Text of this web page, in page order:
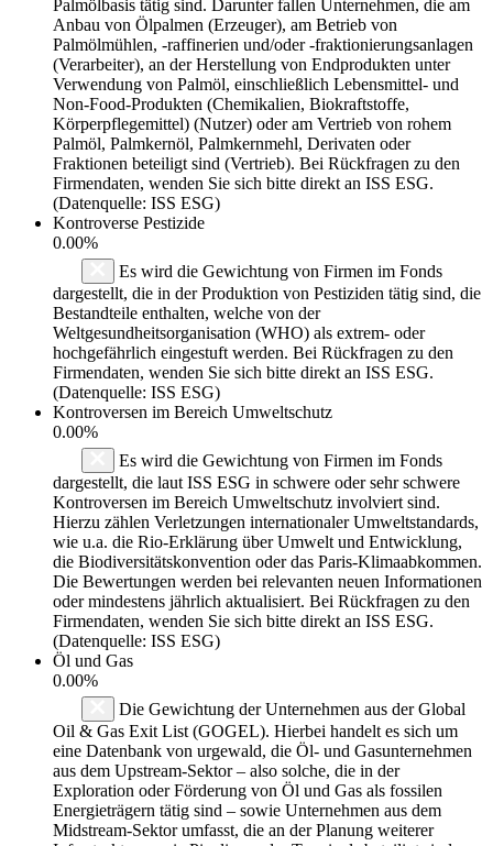
Palmölbasis tätig sind. Darunter fallen Unternehmen, die am
Anbau von Ölpalmen (Erzeuger), am Betrieb von
Palmölmühlen, -raffinerien und/oder -fraktionierungsanlagen
(Verarbeiter), an der Herstellung von Endprodukten unter
Verwendung von Palmöl, einschließlich Lebensmittel- und
Non-Food-Produkten (Chemikalien, Biokraftstoffe,
Körperpflegemittel) (Nutzer) oder am Vertrieb von rohem
Palmöl, Palmkernöl, Palmkernmehl, Derivaten oder
Fraktionen beteiligt sind (Vertrieb). Bei Rückfragen zu den
Firmendaten, wenden Sie sich bitte direkt an ISS ESG.
(Datenquelle: ISS ESG)
Kontroverse Pestizide
0.00%
Es wird die Gewichtung von Firmen im Fonds
dargestellt, die in der Produktion von Pestiziden tätig sind, die
Bestandteile enthalten, welche von der
Weltgesundheitsorganisation (WHO) als extrem- oder
hochgefährlich eingestuft werden. Bei Rückfragen zu den
Firmendaten, wenden Sie sich bitte direkt an ISS ESG.
(Datenquelle: ISS ESG)
Kontroversen im Bereich Umweltschutz
0.00%
Es wird die Gewichtung von Firmen im Fonds
dargestellt, die laut ISS ESG in schwere oder sehr schwere
Kontroversen im Bereich Umweltschutz involviert sind.
Hierzu zählen Verletzungen internationaler Umweltstandards,
wie u.a. die Rio-Erklärung über Umwelt und Entwicklung,
die Biodiversitätskonvention oder das Paris-Klimaabkommen.
Die Bewertungen werden bei relevanten neuen Informationen
oder mindestens jährlich aktualisiert. Bei Rückfragen zu den
Firmendaten, wenden Sie sich bitte direkt an ISS ESG.
(Datenquelle: ISS ESG)
Öl und Gas
0.00%
Die Gewichtung der Unternehmen aus der Global
Oil & Gas Exit List (GOGEL). Hierbei handelt es sich um
eine Datenbank von urgewald, die Öl- und Gasunternehmen
aus dem Upstream-Sektor – also solche, die in der
Exploration oder Förderung von Öl und Gas als fossilen
Energieträgern tätig sind – sowie Unternehmen aus dem
Midstream-Sektor umfasst, die an der Planung weiterer